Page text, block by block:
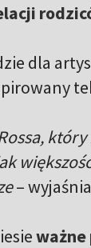
dla
–
ważne